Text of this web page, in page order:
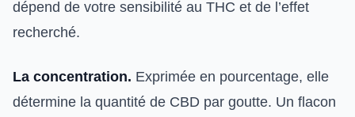
dépend de votre sensibilité au THC et de l’effet
recherché.
La concentration. Exprimée en pourcentage, elle
détermine la quantité de CBD par goutte. Un flacon